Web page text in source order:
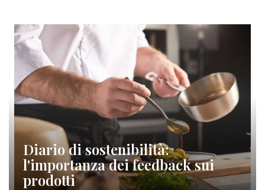
Diario di sostenibilità:
l'importanza dei feedback sui
prodotti